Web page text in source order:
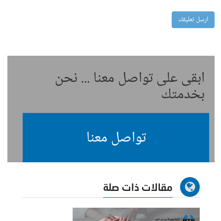
ابقى على تواصل معنا ... نحن
بخدمتك
تواصل معنا
مقالات ذات صلة